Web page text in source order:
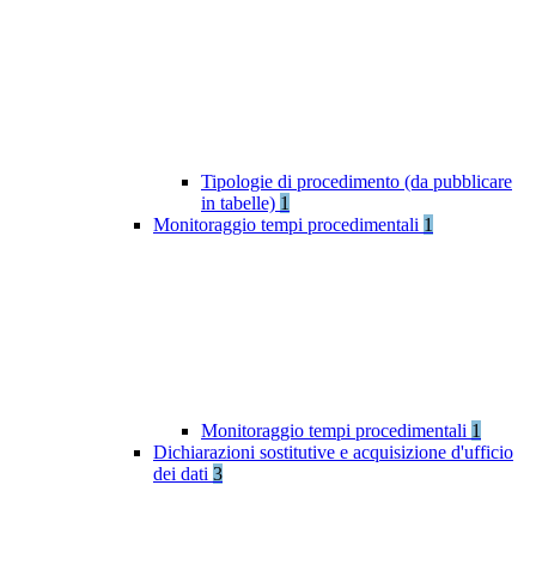
Tipologie di procedimento (da pubblicare
in tabelle) 1
Monitoraggio tempi procedimentali 1
Monitoraggio tempi procedimentali 1
Dichiarazioni sostitutive e acquisizione d'ufficio
dei dati 3